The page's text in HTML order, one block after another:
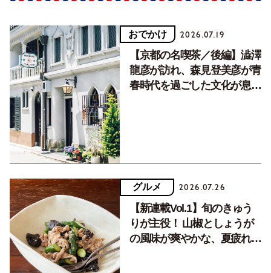
おでかけ 2026.07.19
【京都の名喫茶／後編】澁澤
龍彦が訪れ、森見登美彦が青
春時代を過ごした文化が息づ
グルメ 2026.07.26
【新連載Vol.1】旬のきゅう
りが主役！ 山椒としょうが
の風味が爽やかな、夏疲れを